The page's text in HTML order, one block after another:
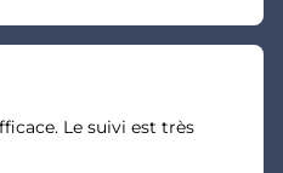
Le suivi est très